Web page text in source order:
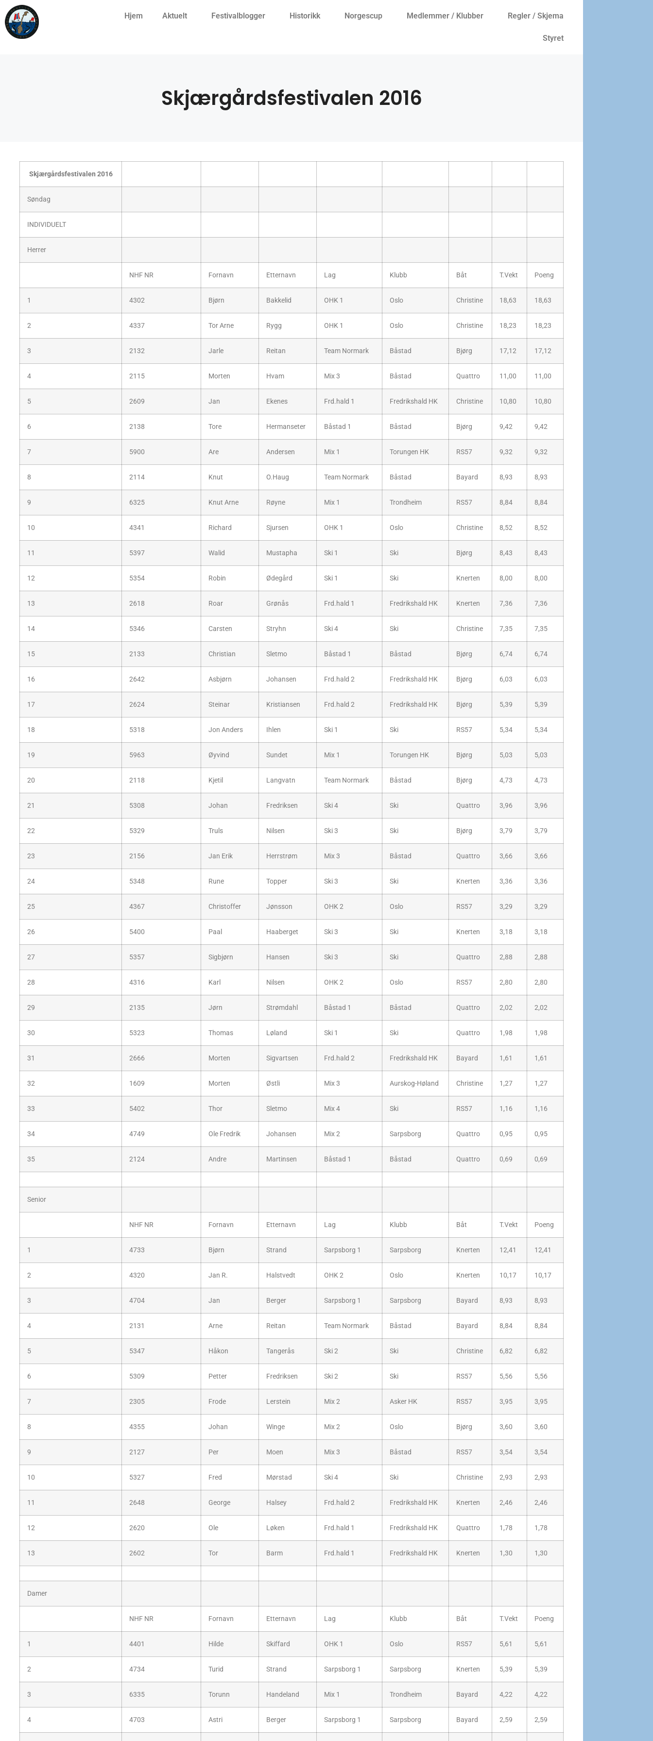
Hjem Aktuelt Festivalblogger Historikk Norgescup Medlemmer / Klubber Regler / Skjema
Styret
Skjærgårdsfestivalen 2016
Skjærgårdsfestivalen 2016
Søndag
INDIVIDUELT
Herrer
NHF NR Fornavn Etternavn Lag Klubb Båt T.Vekt Poeng
1 4302 Bjørn Bakkelid OHK 1 Oslo Christine 18,63 18,63
2 4337 Tor Arne Rygg OHK 1 Oslo Christine 18,23 18,23
3 2132 Jarle Reitan Team Normark Båstad Bjørg 17,12 17,12
4 2115 Morten Hvam Mix 3 Båstad Quattro 11,00 11,00
5 2609 Jan Ekenes Frd.hald 1 Fredrikshald HK Christine 10,80 10,80
6 2138 Tore Hermanseter Båstad 1 Båstad Bjørg 9,42 9,42
7 5900 Are Andersen Mix 1 Torungen HK RS57 9,32 9,32
8 2114 Knut O.Haug Team Normark Båstad Bayard 8,93 8,93
9 6325 Knut Arne Røyne Mix 1 Trondheim RS57 8,84 8,84
10 4341 Richard Sjursen OHK 1 Oslo Christine 8,52 8,52
11 5397 Walid Mustapha Ski 1 Ski Bjørg 8,43 8,43
12 5354 Robin Ødegård Ski 1 Ski Knerten 8,00 8,00
13 2618 Roar Grønås Frd.hald 1 Fredrikshald HK Knerten 7,36 7,36
14 5346 Carsten Stryhn Ski 4 Ski Christine 7,35 7,35
15 2133 Christian Sletmo Båstad 1 Båstad Bjørg 6,74 6,74
16 2642 Asbjørn Johansen Frd.hald 2 Fredrikshald HK Bjørg 6,03 6,03
17 2624 Steinar Kristiansen Frd.hald 2 Fredrikshald HK Bjørg 5,39 5,39
18 5318 Jon Anders Ihlen Ski 1 Ski RS57 5,34 5,34
19 5963 Øyvind Sundet Mix 1 Torungen HK Bjørg 5,03 5,03
20 2118 Kjetil Langvatn Team Normark Båstad Bjørg 4,73 4,73
21 5308 Johan Fredriksen Ski 4 Ski Quattro 3,96 3,96
22 5329 Truls Nilsen Ski 3 Ski Bjørg 3,79 3,79
23 2156 Jan Erik Herrstrøm Mix 3 Båstad Quattro 3,66 3,66
24 5348 Rune Topper Ski 3 Ski Knerten 3,36 3,36
25 4367 Christoffer Jønsson OHK 2 Oslo RS57 3,29 3,29
26 5400 Paal Haaberget Ski 3 Ski Knerten 3,18 3,18
27 5357 Sigbjørn Hansen Ski 3 Ski Quattro 2,88 2,88
28 4316 Karl Nilsen OHK 2 Oslo RS57 2,80 2,80
29 2135 Jørn Strømdahl Båstad 1 Båstad Quattro 2,02 2,02
30 5323 Thomas Løland Ski 1 Ski Quattro 1,98 1,98
31 2666 Morten Sigvartsen Frd.hald 2 Fredrikshald HK Bayard 1,61 1,61
32 1609 Morten Østli Mix 3 Aurskog-Høland Christine 1,27 1,27
33 5402 Thor Sletmo Mix 4 Ski RS57 1,16 1,16
34 4749 Ole Fredrik Johansen Mix 2 Sarpsborg Quattro 0,95 0,95
35 2124 Andre Martinsen Båstad 1 Båstad Quattro 0,69 0,69
Senior
NHF NR Fornavn Etternavn Lag Klubb Båt T.Vekt Poeng
1 4733 Bjørn Strand Sarpsborg 1 Sarpsborg Knerten 12,41 12,41
2 4320 Jan R. Halstvedt OHK 2 Oslo Knerten 10,17 10,17
3 4704 Jan Berger Sarpsborg 1 Sarpsborg Bayard 8,93 8,93
4 2131 Arne Reitan Team Normark Båstad Bayard 8,84 8,84
5 5347 Håkon Tangerås Ski 2 Ski Christine 6,82 6,82
6 5309 Petter Fredriksen Ski 2 Ski RS57 5,56 5,56
7 2305 Frode Lerstein Mix 2 Asker HK RS57 3,95 3,95
8 4355 Johan Winge Mix 2 Oslo Bjørg 3,60 3,60
9 2127 Per Moen Mix 3 Båstad RS57 3,54 3,54
10 5327 Fred Mørstad Ski 4 Ski Christine 2,93 2,93
11 2648 George Halsey Frd.hald 2 Fredrikshald HK Knerten 2,46 2,46
12 2620 Ole Løken Frd.hald 1 Fredrikshald HK Quattro 1,78 1,78
13 2602 Tor Barm Frd.hald 1 Fredrikshald HK Knerten 1,30 1,30
Damer
NHF NR Fornavn Etternavn Lag Klubb Båt T.Vekt Poeng
1 4401 Hilde Skiffard OHK 1 Oslo RS57 5,61 5,61
2 4734 Turid Strand Sarpsborg 1 Sarpsborg Knerten 5,39 5,39
3 6335 Torunn Handeland Mix 1 Trondheim Bayard 4,22 4,22
4 4703 Astri Berger Sarpsborg 1 Sarpsborg Bayard 2,59 2,59